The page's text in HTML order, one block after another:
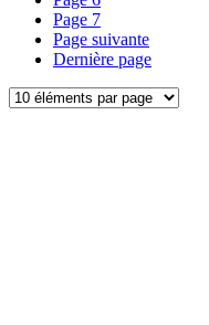
Page 7
Page suivante
Dernière page